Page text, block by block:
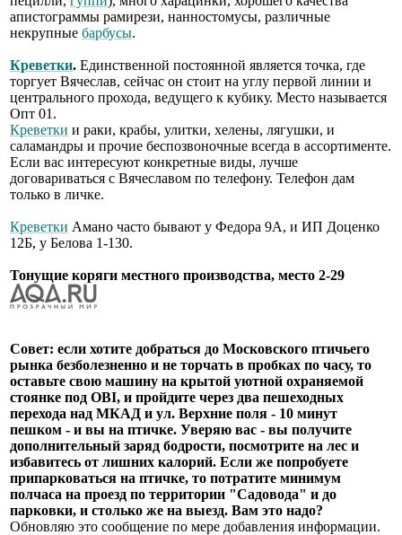
апистограммы рамирези, нанностомусы, различные
некрупные барбусы.
Креветки. Единственной постоянной является точка, где
торгует Вячеслав, сейчас он стоит на углу первой линии и
центрального прохода, ведущего к кубику. Место называется
Опт 01.
Креветки и раки, крабы, улитки, хелены, лягушки, и
саламандры и прочие беспозвоночные всегда в ассортименте.
Если вас интересуют конкретные виды, лучше
договариваться с Вячеславом по телефону. Телефон дам
только в личке.
Креветки Амано часто бывают у Федора 9А, и ИП Доценко
12Б, у Белова 1-130.
Тонущие коряги местного производства, место 2-29
Совет: если хотите добраться до Московского птичьего
рынка безболезненно и не торчать в пробках по часу, то
оставьте свою машину на крытой уютной охраняемой
стоянке под OBI, и пройдите через два пешеходных
перехода над МКАД и ул. Верхние поля - 10 минут
пешком - и вы на птичке. Уверяю вас - вы получите
дополнительный заряд бодрости, посмотрите на лес и
избавитесь от лишних калорий. Если же попробуете
припарковаться на птичке, то потратите минимум
полчаса на проезд по территории "Садовода" и до
парковки, и столько же на выезд. Вам это надо?
Обновляю это сообщение по мере добавления информации.